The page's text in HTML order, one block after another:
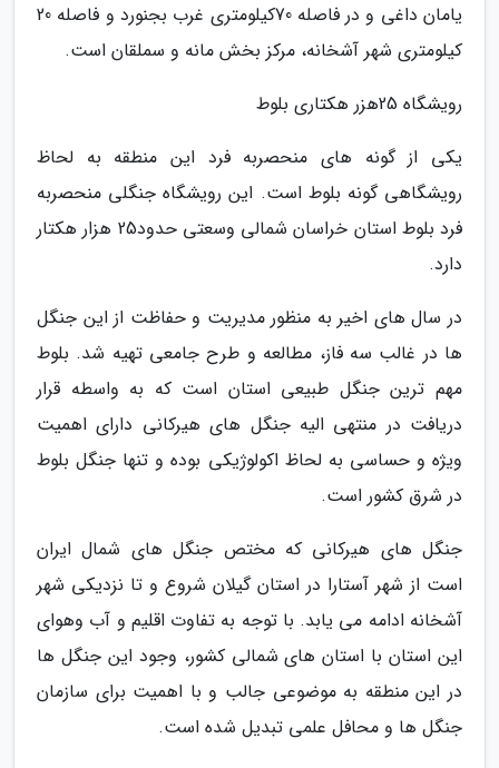
یامان داغی و در فاصله 70کیلومتری غرب بجنورد و فاصله 20
کیلومتری شهر آشخانه، مرکز بخش مانه و سملقان است.
رویشگاه 25هزر هکتاری بلوط
یکی از گونه های منحصربه فرد این منطقه به لحاظ
رویشگاهی گونه بلوط است. این رویشگاه جنگلی منحصربه
فرد بلوط استان خراسان شمالی وسعتی حدود25 هزار هکتار
دارد.
در سال های اخیر به منظور مدیریت و حفاظت از این جنگل
ها در غالب سه فاز، مطالعه و طرح جامعی تهیه شد. بلوط
مهم ترین جنگل طبیعی استان است که به واسطه قرار
دریافت در منتهی الیه جنگل های هیرکانی دارای اهمیت
ویژه و حساسی به لحاظ اکولوژیکی بوده و تنها جنگل بلوط
در شرق کشور است.
جنگل های هیرکانی که مختص جنگل های شمال ایران
است از شهر آستارا در استان گیلان شروع و تا نزدیکی شهر
آشخانه ادامه می یابد. با توجه به تفاوت اقلیم و آب وهوای
این استان با استان های شمالی کشور، وجود این جنگل ها
در این منطقه به موضوعی جالب و با اهمیت برای سازمان
جنگل ها و محافل علمی تبدیل شده است.